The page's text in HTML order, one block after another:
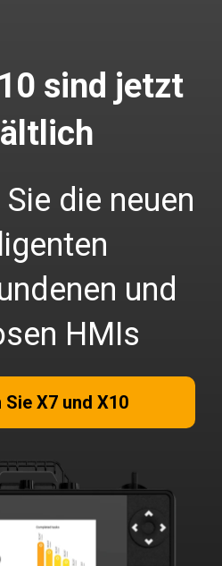
sind jetzt
die neuen
und
HMIs
X7 und X10